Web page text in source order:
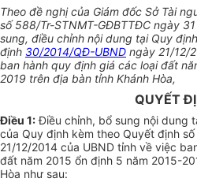
Theo đề nghị của Giám đốc Sở Tài
số 588/Tr-STNMT-GĐBTTĐC ngày
sung, điều chỉnh nội dung tại Quy
định 30/2014/QĐ-UBND ngày 21/12/
ban hành quy định giá các loại đất
2019 trên địa bàn tỉnh Khánh Hòa,
QUYẾT
Điều 1:Điều chỉnh, bổ sung nội dung
của Quy định kèm theo Quyết định số
21/12/2014 của UBND tỉnh về việc
đất năm 2015 ổn định 5 năm 2015-
Hòa như sau: